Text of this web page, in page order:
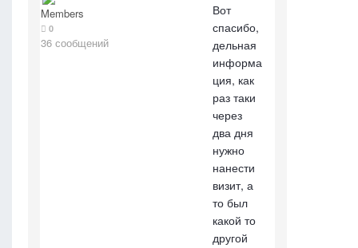
Members
0
36 сообщений
Вот
спасибо,
дельная
информа
ция, как
раз таки
через
два дня
нужно
нанести
визит, а
то был
какой то
другой